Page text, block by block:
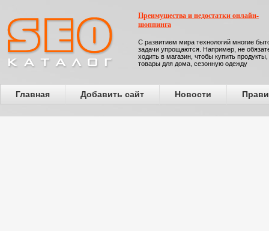
Преимущества и недостатки онлайн-
шоппинга
С развитием мира технологий многие
задачи упрощаются. Например, не
ходить в магазин, чтобы купить продукты,
товары для дома, сезонную одежду
Главная Добавить сайт Новости